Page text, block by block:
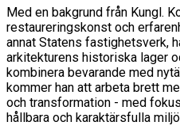
Med en bakgrund från Kungl.
restaureringskonst och
annat Statens fastighetsverk,
arkitekturens historiska lager
kombinera bevarande med
kommer han att arbeta brett
och transformation - med
hållbara och karaktärsfulla